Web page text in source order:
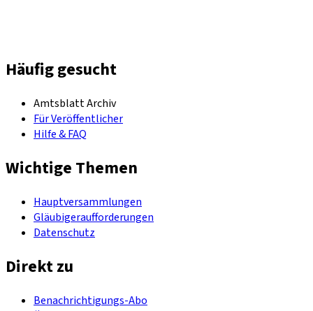
Häufig gesucht
Amtsblatt Archiv
Für Veröffentlicher
Hilfe & FAQ
Wichtige Themen
Hauptversammlungen
Gläubigeraufforderungen
Datenschutz
Direkt zu
Benachrichtigungs-Abo